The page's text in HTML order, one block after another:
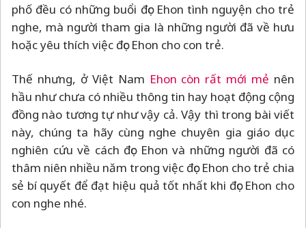
phố đều có những buổi đọc Ehon tình nguyện cho trẻ
nghe, mà người tham gia là những người đã về hưu
hoặc yêu thích việc đọc Ehon cho con trẻ.
Thế nhưng, ở Việt Nam Ehon còn rất mới mẻ nên
hầu như chưa có nhiều thông tin hay hoạt động cộng
đồng nào tương tự như vậy cả. Vậy thì trong bài viết
này, chúng ta hãy cùng nghe chuyên gia giáo dục
nghiên cứu về cách đọc Ehon và những người đã có
thâm niên nhiều năm trong việc đọc Ehon cho trẻ chia
sẻ bí quyết để đạt hiệu quả tốt nhất khi đọc Ehon cho
con nghe nhé.